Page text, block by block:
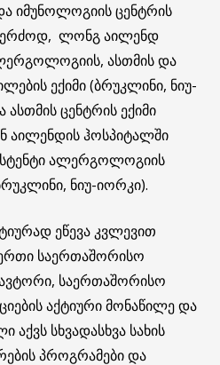
იმუნოლოგიის ცენტრის
ლონგ აილენდ
ასთმის და
ექიმი (ბრუკლინი, ნიუ-
ცენტრის ექიმი
ჰოსპიტალში
ალერგოლოგიის
ნიუ-იორკი).
ეწევა კვლევით
საერთაშორისო
საერთაშორისო
აქტიური მონაწილე და
სხვადასხვა სახის
პროგრამები და